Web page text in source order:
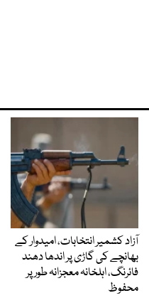
آزاد کشمیر انتخابات، امیدوار کے
بھانچے کی گاڑی پر اندھا دھند
فائرنگ، اہلخانہ معجزانہ طور پر
محفوظ